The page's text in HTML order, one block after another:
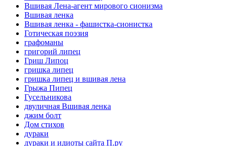
Вшивая Лена-агент мирового сионизма
Вшивая ленка
Вшивая ленка - фашистка-сионистка
Готическая поэзия
графоманы
григорий липец
Гриш Липоц
гришка липец
гришка липец и вшивая лена
Грыжа Пипец
Гусельникова
двуличная Вшивая ленка
джим болт
Дом стихов
дураки
дураки и идиоты сайта П.ру